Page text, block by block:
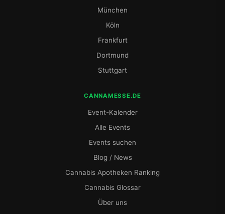
München
Köln
Frankfurt
Dortmund
Stuttgart
CANNAMESSE.DE
Event-Kalender
Alle Events
Events suchen
Blog / News
Cannabis Apotheken Ranking
Cannabis Glossar
Über uns